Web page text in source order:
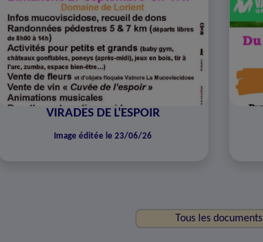
VIRADES DE L'ESPOIR
Image éditée le 23/06/26
Tous les documents